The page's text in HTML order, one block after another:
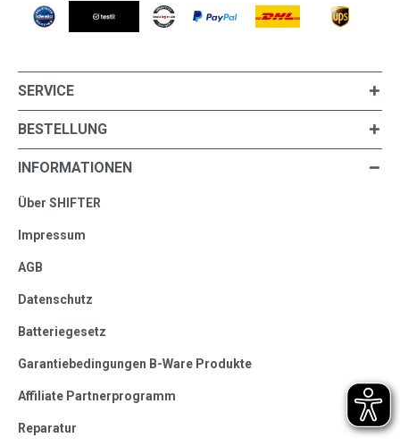
SERVICE
BESTELLUNG
INFORMATIONEN
Über SHIFTER
Impressum
AGB
Datenschutz
Batteriegesetz
Garantiebedingungen B-Ware Produkte
Affiliate Partnerprogramm
Reparatur